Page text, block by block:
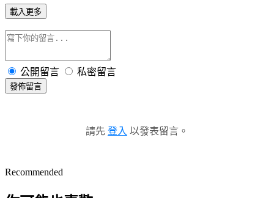
載入更多
公開留言 私密留言
發佈留言
請先 登入 以發表留言。
Recommended